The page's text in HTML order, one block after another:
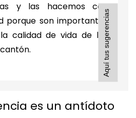
y las hacemos con
porque son importantes
calidad de vida de los
es un antídoto
Aquí tus sugerencias